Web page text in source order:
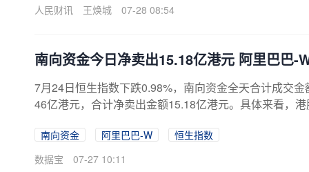
人民财讯 王焕城 07-28 08:54
南向资金今日净卖出15.18亿港元 阿里巴巴-
7月24日恒生指数下跌0.98%，南向资金全天合计成交
46亿港元，合计净卖出金额15.18亿港元。具体来看，
南向资金 阿里巴巴-W
恒生指数
数据宝
07-27 10:11